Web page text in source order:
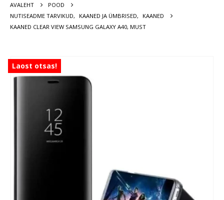
AVALEHT
POOD
NUTISEADME TARVIKUD, KAANED JA ÜMBRISED,
KAANED
KAANED CLEAR VIEW SAMSUNG GALAXY A40, MUST
Laost otsas!